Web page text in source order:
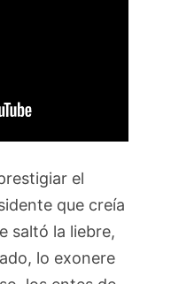
el
que creía
saltó la liebre,
lo exonere